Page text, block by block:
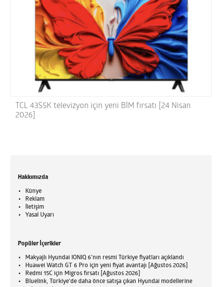
TCL 43S5K televizyon için yeni BİM fırsatı [24 Nisan
2026]
Hakkımızda
Künye
Reklam
İletişim
Yasal Uyarı
Popüler İçerikler
Makyajlı Hyundai IONIQ 6'nın resmi Türkiye fiyatları açıklandı
Huawei Watch GT 6 Pro için yeni fiyat avantajı [Ağustos 2026]
Redmi 15C için Migros fırsatı [Ağustos 2026]
Bluelink, Türkiye'de daha önce satışa çıkan Hyundai modellerine